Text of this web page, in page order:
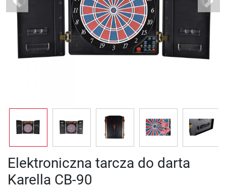
Previous Next
Elektroniczna tarcza do darta
Karella CB-90